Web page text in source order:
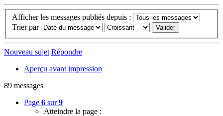
Afficher les messages publiés depuis :
Trier par
Nouveau sujet Répondre
Aperçu avant impression
89 messages
Page 6 sur9
Atteindre la page :